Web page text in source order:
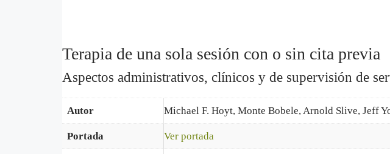
Terapia de una sola sesión con o sin cita previa
Aspectos administrativos, clínicos y de supervisión de
Autor Michael F. Hoyt, Monte Bobele, Arnold Slive, Jeff
Portada Ver portada